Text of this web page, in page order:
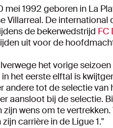
mei 1992 geboren in La
Villarreal. De
de bekerwedstrijd FC
uit voor de
het vorige
het eerste elftal is
andere tot de selectie
aansloot bij de selectie.
zijn wens om te
carrière in de Ligue 1."